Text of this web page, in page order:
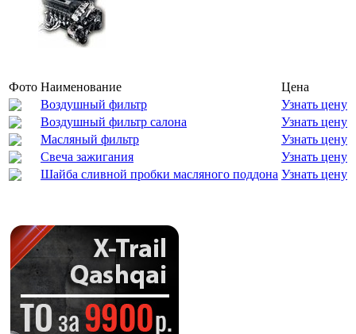
Фото Наименование
Цена
Воздушный фильтр
Узнать цену
Воздушный фильтр салона
Узнать цену
Масляный фильтр
Узнать цену
Свеча зажигания
Узнать цену
Шайба сливной пробки масляного поддона Узнать цену